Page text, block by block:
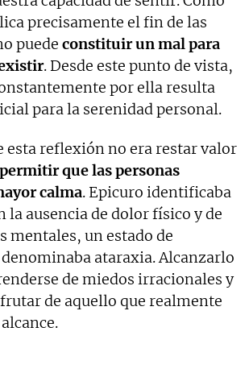
precisamente el fin de las
puede constituir un mal para
. Desde este punto de vista,
por ella resulta
para la serenidad personal.
esta reflexión no era restar valor
permitir que las personas
calma. Epicuro identificaba
la ausencia de dolor físico y de
mentales, un estado de
ataraxia. Alcanzarlo
de miedos irracionales y
de aquello que realmente